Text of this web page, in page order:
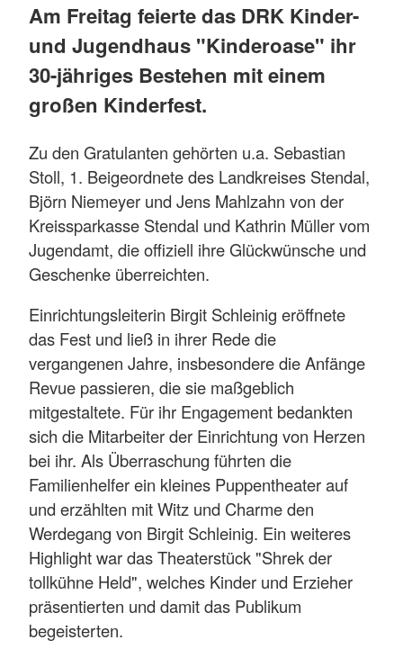
Am Freitag feierte das DRK Kinder-
und Jugendhaus "Kinderoase" ihr
30-jähriges Bestehen mit einem
großen Kinderfest.
Zu den Gratulanten gehörten u.a. Sebastian
Stoll, 1. Beigeordnete des Landkreises Stendal,
Björn Niemeyer und Jens Mahlzahn von der
Kreissparkasse Stendal und Kathrin Müller vom
Jugendamt, die offiziell ihre Glückwünsche und
Geschenke überreichten.
Einrichtungsleiterin Birgit Schleinig eröffnete
das Fest und ließ in ihrer Rede die
vergangenen Jahre, insbesondere die Anfänge
Revue passieren, die sie maßgeblich
mitgestaltete. Für ihr Engagement bedankten
sich die Mitarbeiter der Einrichtung von Herzen
bei ihr. Als Überraschung führten die
Familienhelfer ein kleines Puppentheater auf
und erzählten mit Witz und Charme den
Werdegang von Birgit Schleinig. Ein weiteres
Highlight war das Theaterstück "Shrek der
tollkühne Held", welches Kinder und Erzieher
präsentierten und damit das Publikum
begeisterten.